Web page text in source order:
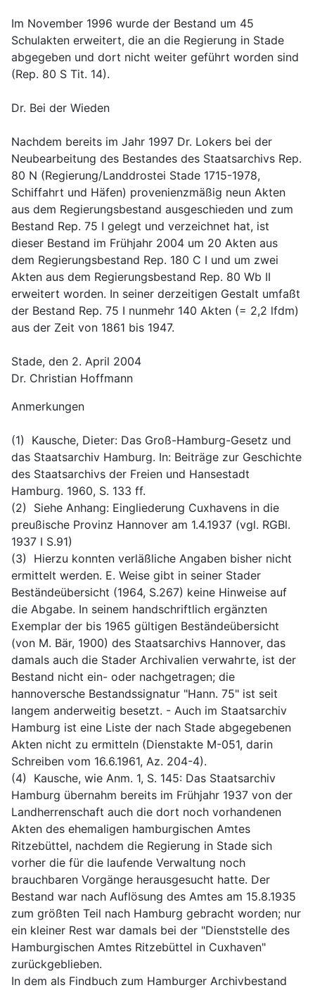
Im November 1996 wurde der Bestand um 45
Schulakten erweitert, die an die Regierung in Stade
abgegeben und dort nicht weiter geführt worden sind
(Rep. 80 S Tit. 14).
Dr. Bei der Wieden
Nachdem bereits im Jahr 1997 Dr. Lokers bei der
Neubearbeitung des Bestandes des Staatsarchivs Rep.
80 N (Regierung/Landdrostei Stade 1715-1978,
Schiffahrt und Häfen) provenienzmäßig neun Akten
aus dem Regierungsbestand ausgeschieden und zum
Bestand Rep. 75 I gelegt und verzeichnet hat, ist
dieser Bestand im Frühjahr 2004 um 20 Akten aus
dem Regierungsbestand Rep. 180 C I und um zwei
Akten aus dem Regierungsbestand Rep. 80 Wb II
erweitert worden. In seiner derzeitigen Gestalt umfaßt
der Bestand Rep. 75 I nunmehr 140 Akten (= 2,2 lfdm)
aus der Zeit von 1861 bis 1947.
Stade, den 2. April 2004
Dr. Christian Hoffmann
Anmerkungen
(1)  Kausche, Dieter: Das Groß-Hamburg-Gesetz und
das Staatsarchiv Hamburg. In: Beiträge zur Geschichte
des Staatsarchivs der Freien und Hansestadt
Hamburg. 1960, S. 133 ff.
(2)  Siehe Anhang: Eingliederung Cuxhavens in die
preußische Provinz Hannover am 1.4.1937 (vgl. RGBl.
1937 I S.91)
(3)  Hierzu konnten verläßliche Angaben bisher nicht
ermittelt werden. E. Weise gibt in seiner Stader
Beständeübersicht (1964, S.267) keine Hinweise auf
die Abgabe. In seinem handschriftlich ergänzten
Exemplar der bis 1965 gültigen Beständeübersicht
(von M. Bär, 1900) des Staatsarchivs Hannover, das
damals auch die Stader Archivalien verwahrte, ist der
Bestand nicht ein- oder nachgetragen; die
hannoversche Bestandssignatur "Hann. 75" ist seit
langem anderweitig besetzt. - Auch im Staatsarchiv
Hamburg ist eine Liste der nach Stade abgegebenen
Akten nicht zu ermitteln (Dienstakte M-051, darin
Schreiben vom 16.6.1961, Az. 204-4).
(4)  Kausche, wie Anm. 1, S. 145: Das Staatsarchiv
Hamburg übernahm bereits im Frühjahr 1937 von der
Landherrenschaft auch die dort noch vorhandenen
Akten des ehemaligen hamburgischen Amtes
Ritzebüttel, nachdem die Regierung in Stade sich
vorher die für die laufende Verwaltung noch
brauchbaren Vorgänge herausgesucht hatte. Der
Bestand war nach Auflösung des Amtes am 15.8.1935
zum größten Teil nach Hamburg gebracht worden; nur
ein kleiner Rest war damals bei der "Dienststelle des
Hamburgischen Amtes Ritzebüttel in Cuxhaven"
zurückgeblieben.
In dem als Findbuch zum Hamburger Archivbestand